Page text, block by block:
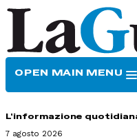
OPEN MAIN MENU
L'informazione
7 agosto 2026